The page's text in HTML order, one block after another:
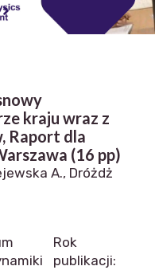
kraju wraz z
Raport dla
(16 pp)
A., Dróżdż
Rok
publikacji: